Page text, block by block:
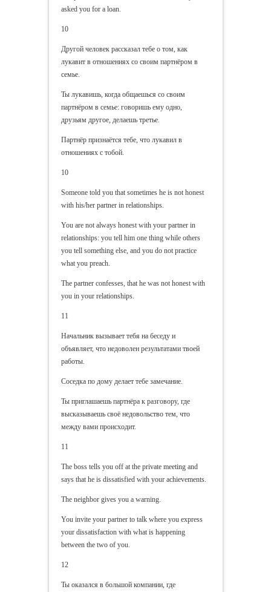
asked you for a loan.
10
Другой человек рассказал тебе о том, как
лукавит в отношениях со своим партнёром в
семье.
Ты лукавишь, когда общаешься со своим
партнёром в семье: говоришь ему одно,
друзьям другое, делаешь третье.
Партнёр признаётся тебе, что лукавил в
отношениях с тобой.
10
Someone told you that sometimes he is not honest
with his/her partner in relationships.
You are not always honest with your partner in
relationships: you tell him one thing while others
you tell something else, and you do not practice
what you preach.
The partner confesses, that he was not honest with
you in your relationships.
11
Начальник вызывает тебя на беседу и
объявляет, что недоволен результатами твоей
работы.
Соседка по дому делает тебе замечание.
Ты приглашаешь партнёра к разговору, где
высказываешь своё недовольство тем, что
между вами происходит.
11
The boss tells you off at the private meeting and
says that he is dissatisfied with your achievements.
The neighbor gives you a warning.
You invite your partner to talk where you express
your dissatisfaction with what is happening
between the two of you.
12
Ты оказался в большой компании, где